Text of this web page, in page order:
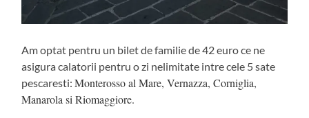
Am optat pentru un bilet de familie de 42 euro ce ne
asigura calatorii pentru o zi nelimitate intre cele 5 sate
pescaresti:Monterosso al Mare, Vernazza, Corniglia,
Manarola si Riomaggiore.